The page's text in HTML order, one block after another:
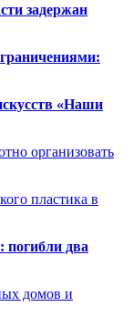
задержан
«Наши
организовать
пластика в
два
домов и